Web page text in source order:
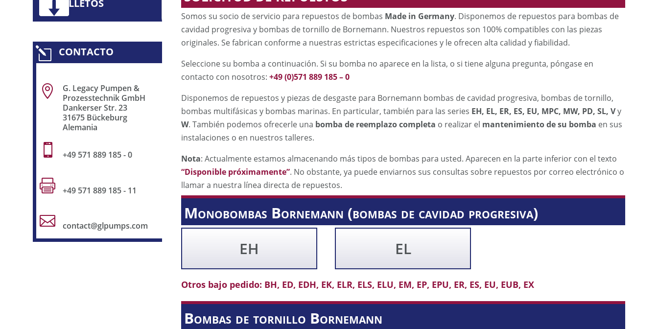
FOLLETOS
l CONTACTO

G. Legacy Pumpen &
Prozesstechnik GmbH
Dankerser Str. 23
31675 Bückeburg
Alemania
 +49 571 889 185 - 0
 +49 571 889 185 - 11
 contact@glpumps.com
Somos su socio de servicio para repuestos de bombas Made in Germany. Disponemos de repuestos para bombas de
cavidad progresiva y bombas de tornillo de Bornemann. Nuestros repuestos son 100% compatibles con las piezas
originales. Se fabrican conforme a nuestras estrictas especificaciones y le ofrecen alta calidad y fiabilidad.
Seleccione su bomba a continuación. Si su bomba no aparece en la lista, o si tiene alguna pregunta, póngase en
contacto con nosotros: +49 (0)571 889 185 – 0
Disponemos de repuestos y piezas de desgaste para Bornemann bombas de cavidad progresiva, bombas de tornillo,
bombas multifásicas y bombas marinas. En particular, también para las series EH, EL, ER, ES, EU, MPC, MW, PD, SL, Vy
W. También podemos ofrecerle una bomba de reemplazo completa o realizar el mantenimiento de su bomba en sus
instalaciones o en nuestros talleres.
Nota: Actualmente estamos almacenando más tipos de bombas para usted. Aparecen en la parte inferior con el texto
“Disponible próximamente”. No obstante, ya puede enviarnos sus consultas sobre repuestos por correo electrónico o
llamar a nuestra línea directa de repuestos.
Monobombas Bornemann (bombas de cavidad progresiva)
EH
EL
Otros bajo pedido: BH, ED, EDH, EK, ELR, ELS, ELU, EM, EP, EPU, ER, ES, EU, EUB, EX
Bombas de tornillo Bornemann